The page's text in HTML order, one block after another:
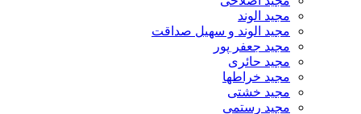
مجید الوند‎
مجید الوند و سهیل صداقت
مجید جعفر پور
مجید حائری
مجید خراطها
مجید خشتی
مجید رستمی